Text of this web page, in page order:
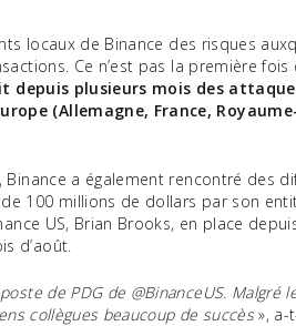
locaux de Binance des risques
Ce n’est pas la première
depuis plusieurs mois des
(Allemagne, France,
a également rencontré des
100 millions de dollars par son
US, Brian Brooks, en place
d’août.
de PDG de @BinanceUS. Malgré
collègues beaucoup de succès»,